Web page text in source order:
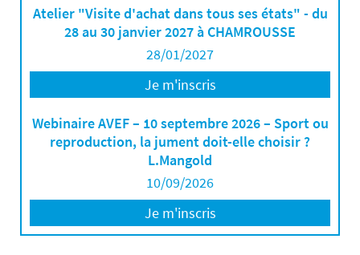
Atelier "Visite d'achat dans tous ses états" - du
28 au 30 janvier 2027 à CHAMROUSSE
28/01/2027
Je m'inscris
Webinaire AVEF – 10 septembre 2026 – Sport ou
reproduction, la jument doit-elle choisir ?
L.Mangold
10/09/2026
Je m'inscris